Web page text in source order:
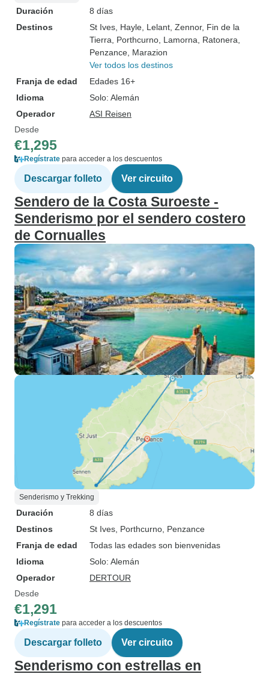
Duración
8 días
Destinos
St Ives , Hayle , Lelant , Zennor, Fin de la
Tierra , Porthcurno , Lamorna , Ratonera
Penzance , Marazion
Ver todos los destinos
Franja de edad
Edades 16+
Idioma
Solo: Alemán
Operador
ASI Reisen
Desde
€1,295
Regístrate para acceder a los descuentos
Descargar folleto Ver circuito
Sendero de la Costa Suroeste -
Senderismo por el sendero costero
de Cornualles
Senderismo y Trekking
Duración
8 días
Destinos
St Ives , Porthcurno , Penzance
Franja de edad
Todas las edades son bienvenidas
Idioma
Solo: Alemán
Operador
DERTOUR
Desde
€1,291
Regístrate para acceder a los descuentos
Descargar folleto Ver circuito
Senderismo con estrellas en